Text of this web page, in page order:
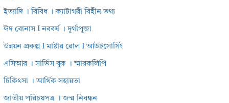
ইত্যাদি । বিবিধ । ক্যাটাগরী বিহীন তথ্য
ঈদ বোনাস I নববর্ষ । দূর্গাপূজা
উন্নয়ন প্রকল্প I মাষ্টার রোল I আউটসোর্সিং
এসিআর । সার্ভিস বুক । স্মারকলিপি
চিকিৎসা । আর্থিক সহায়তা
জাতীয় পরিচয়পত্র । জন্ম নিবন্ধন